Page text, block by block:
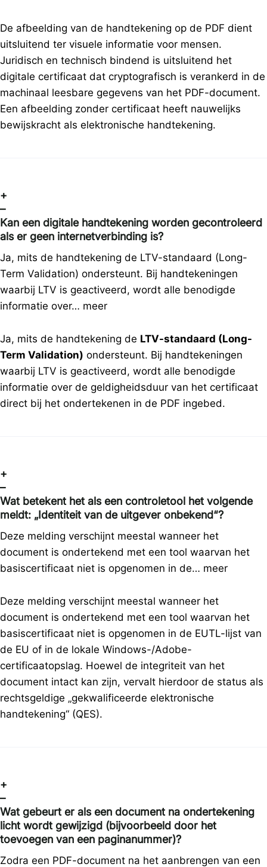
De afbeelding van de handtekening op de PDF dient
uitsluitend ter visuele informatie voor mensen.
Juridisch en technisch bindend is uitsluitend het
digitale certificaat dat cryptografisch is verankerd in de
machinaal leesbare gegevens van het PDF-document.
Een afbeelding zonder certificaat heeft nauwelijks
bewijskracht als elektronische handtekening.
+
–
Kan een digitale handtekening worden gecontroleerd
als er geen internetverbinding is?
Ja, mits de handtekening de LTV-standaard (Long-
Term Validation) ondersteunt. Bij handtekeningen
waarbij LTV is geactiveerd, wordt alle benodigde
informatie over… meer
Ja, mits de handtekening de LTV-standaard (Long-
Term Validation) ondersteunt. Bij handtekeningen
waarbij LTV is geactiveerd, wordt alle benodigde
informatie over de geldigheidsduur van het certificaat
direct bij het ondertekenen in de PDF ingebed.
+
–
Wat betekent het als een controletool het volgende
meldt: „Identiteit van de uitgever onbekend“?
Deze melding verschijnt meestal wanneer het
document is ondertekend met een tool waarvan het
basiscertificaat niet is opgenomen in de… meer
Deze melding verschijnt meestal wanneer het
document is ondertekend met een tool waarvan het
basiscertificaat niet is opgenomen in de EUTL-lijst van
de EU of in de lokale Windows-/Adobe-
certificaatopslag. Hoewel de integriteit van het
document intact kan zijn, vervalt hierdoor de status als
rechtsgeldige „gekwalificeerde elektronische
handtekening“ (QES).
+
–
Wat gebeurt er als een document na ondertekening
licht wordt gewijzigd (bijvoorbeeld door het
toevoegen van een paginanummer)?
Zodra een PDF-document na het aanbrengen van een